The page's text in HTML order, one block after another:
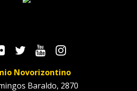
Novorizontino
Baraldo, 2870